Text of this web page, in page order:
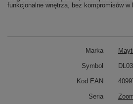
funkcjonalne wnętrza, bez kompromisów
Marka
Symbol
Kod EAN
Seria